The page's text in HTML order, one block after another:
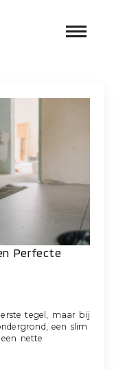
Perfecte
tegel, maar bij
een slim
nette